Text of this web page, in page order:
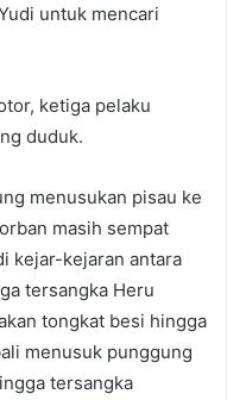
untuk mencari
ketiga pelaku
duduk.
menusukan pisau ke
masih sempat
kejar-kejaran antara
tersangka Heru
tongkat besi hingga
menusuk punggung
tersangka